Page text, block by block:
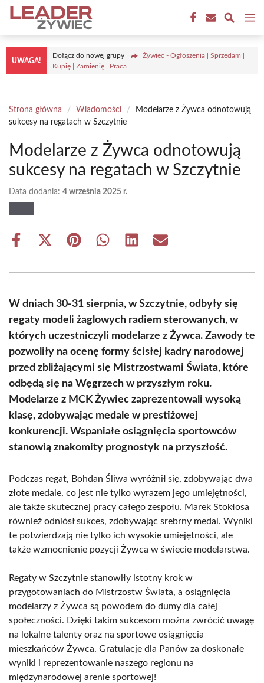
Przejdź
treści
UWAGA!
Dołącz do nowej grupy
Żywiec - Ogłoszenia | Sprzedam |
Kupię | Zamienię | Praca
Strona główna / Wiadomości /
Modelarze z Żywca odnotowują
sukcesy na regatach w Szczytnie
Modelarze z Żywca odnotowują
sukcesy na regatach w Szczytnie
Data dodania: 4 września 2025 r.
Share
Share
(Twitter)
Share Share Share Share
W dniach 30-31 sierpnia, w Szczytnie, odbyły się
regaty modeli żaglowych radiem sterowanych, w
których uczestniczyli modelarze z Żywca. Zawody te
pozwoliły na ocenę formy ścisłej kadry narodowej
przed zbliżającymi się Mistrzostwami Świata, które
odbędą się na Węgrzech w przyszłym roku.
Modelarze z MCK Żywiec zaprezentowali wysoką
klasę, zdobywając medale w prestiżowej
konkurencji. Wspaniałe osiągnięcia sportowców
stanowią znakomity prognostyk na przyszłość.
Podczas regat, Bohdan Śliwa wyróżnił się, zdobywając dwa
złote medale, co jest nie tylko wyrazem jego umiejętności,
ale także skutecznej pracy całego zespołu. Marek Stokłosa
również odniósł sukces, zdobywając srebrny medal. Wyniki
te potwierdzają nie tylko ich wysokie umiejętności, ale
także wzmocnienie pozycji Żywca w świecie modelarstwa.
Regaty w Szczytnie stanowiły istotny krok w
przygotowaniach do Mistrzostw Świata, a osiągnięcia
modelarzy z Żywca są powodem do dumy dla całej
społeczności. Dzięki takim sukcesom można zwrócić uwagę
na lokalne talenty oraz na sportowe osiągnięcia
mieszkańców Żywca. Gratulacje dla Panów za doskonałe
wyniki i reprezentowanie naszego regionu na
międzynarodowej arenie sportowej!